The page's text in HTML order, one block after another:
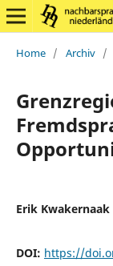
Home / Archiv /
Erik Kwakernaak
DOI: https://